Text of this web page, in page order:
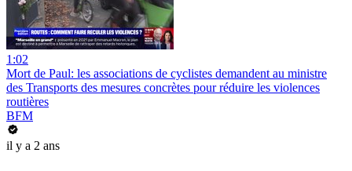
1:02
Mort de Paul: les associations de cyclistes demandent au ministre
des Transports des mesures concrètes pour réduire les violences
routières
BFM
il y a 2 ans